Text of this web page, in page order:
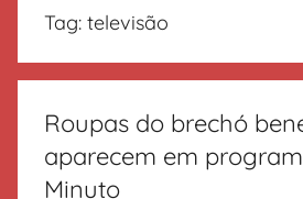
conteúdo
Tag: televisão
Roupas do brechó
aparecem em
Minuto